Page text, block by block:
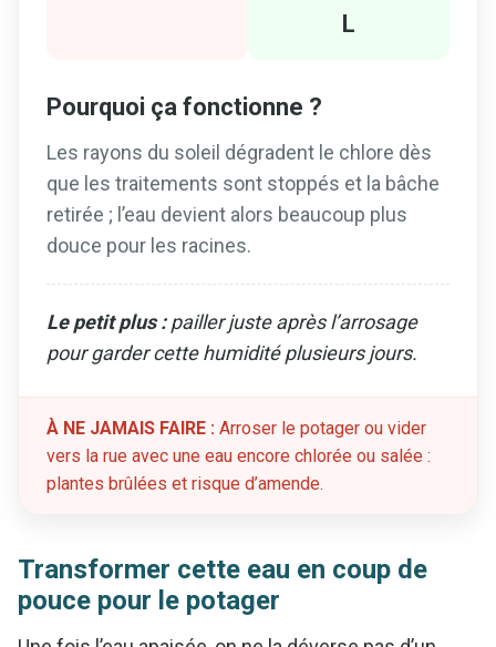
L
Pourquoi ça fonctionne ?
Les rayons du soleil dégradent le chlore dès
que les traitements sont stoppés et la bâche
retirée ; l’eau devient alors beaucoup plus
douce pour les racines.
Le petit plus :pailler juste après l’arrosage
pour garder cette humidité plusieurs jours.
À NE JAMAIS FAIRE : Arroser le potager ou vider
vers la rue avec une eau encore chlorée ou salée :
plantes brûlées et risque d’amende.
Transformer cette eau en coup de
pouce pour le potager